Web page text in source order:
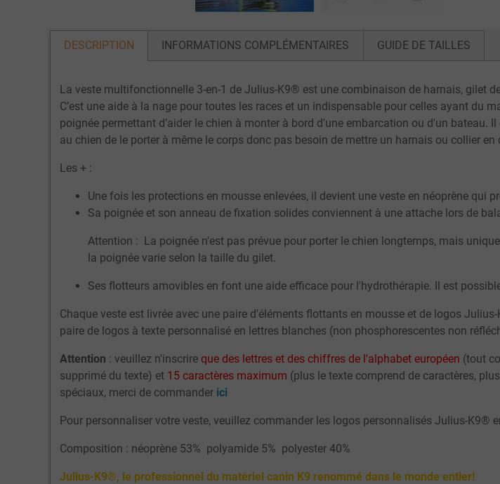
DESCRIPTION INFORMATIONS COMPLÉMENTAIRES GUIDE DE TAILLES
La veste multifonctionnelle 3-en-1 de Julius-K9® est une combinaison de harnais, gilet
C’est une aide à la nage pour toutes les races et un indispensable pour celles ayant du
poignée permettant d’aider le chien à monter à bord d'une embarcation ou d'un
au chien de le porter à même le corps donc pas besoin de mettre un harnais ou collier en
Les + :
Une fois les protections en mousse enlevées, il devient une veste en néoprène qui
Sa poignée et son anneau de fixation solides conviennent à une attache lors de
Attention : La poignée n'est pas prévue pour porter le chien longtemps, mais
la poignée varie selon la taille du gilet.
Ses flotteurs amovibles en font une aide efficace pour l'hydrothérapie. Il est
Chaque vesteest livrée avec une paire d'éléments flottants en mousse et de logos Julius-
paire de logos à texte personnalisé en lettres blanches (non phosphorescentes non
Attention : veuillez n'inscrire que des lettres et des chiffres de l'alphabet européen (tout
supprimé du texte) et 15 caractères maximum (plus le texte comprend de caractères,
spéciaux, merci de commander ici
Pour personnaliser votre veste, veuillez commander les logos personnalisés Julius-K9®
Composition : néoprène 53% polyamide 5% polyester 40%
Julius-K9®, le professionnel du matériel canin K9 renommé dans le monde entier!